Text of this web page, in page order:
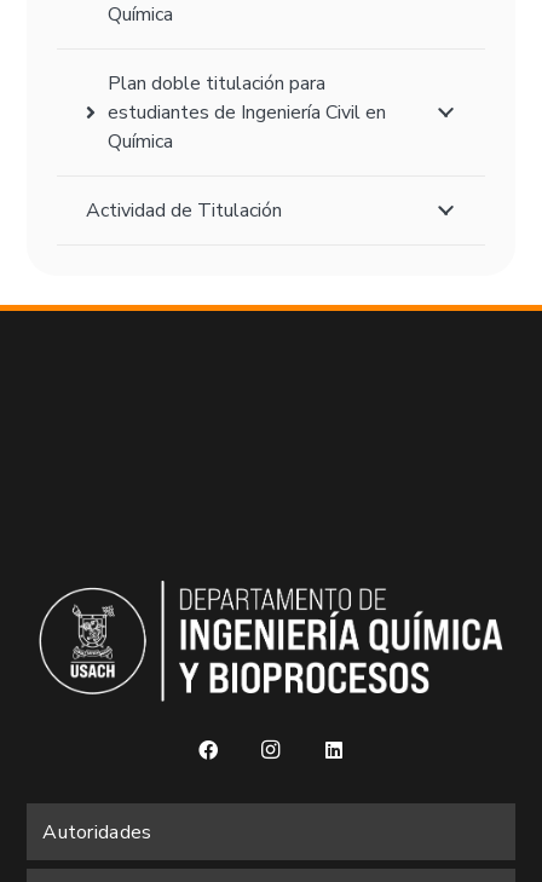
Química
Plan doble titulación para
estudiantes de Ingeniería Civil en
Química
Actividad de Titulación
Autoridades